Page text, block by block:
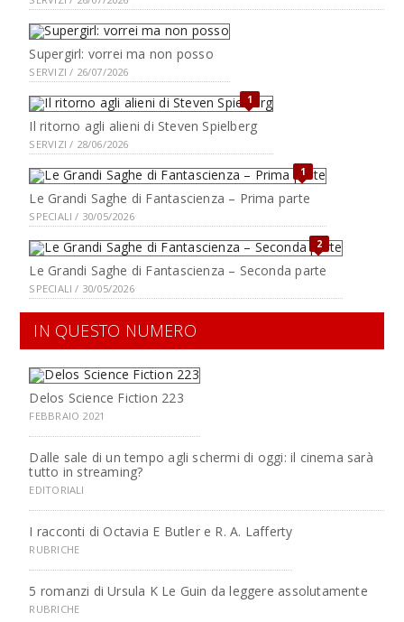
Supergirl: vorrei ma non posso
SERVIZI / 26/07/2026
1
Il ritorno agli alieni di Steven Spielberg
SERVIZI / 28/06/2026
1
Le Grandi Saghe di Fantascienza – Prima parte
SPECIALI / 30/05/2026
2
Le Grandi Saghe di Fantascienza – Seconda parte
SPECIALI / 30/05/2026
IN QUESTO NUMERO
Delos Science Fiction 223
FEBBRAIO 2021
Dalle sale di un tempo agli schermi di oggi: il cinema sarà
tutto in streaming?
EDITORIALI
I racconti di Octavia E Butler e R. A. Lafferty
RUBRICHE
5 romanzi di Ursula K Le Guin da leggere assolutamente
RUBRICHE